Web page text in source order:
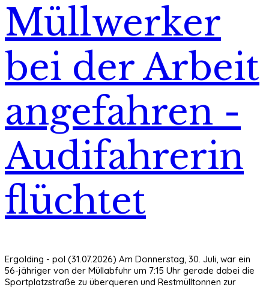
Müllwerker
bei der Arbeit
angefahren -
Audifahrerin
flüchtet
Ergolding - pol (31.07.2026) Am Donnerstag, 30. Juli, war ein
56-jähriger von der Müllabfuhr um 7:15 Uhr gerade dabei die
Sportplatzstraße zu überqueren und Restmülltonnen zur